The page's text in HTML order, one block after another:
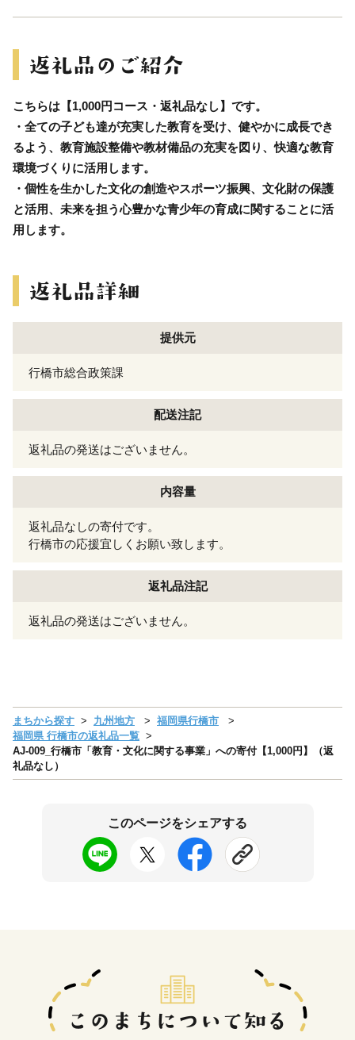
こちらは【1,000円コース・返礼品なし】です。
・全ての子ども達が充実した教育を受け、健やかに成長でき
るよう、教育施設整備や教材備品の充実を図り、快適な教育
環境づくりに活用します。
・個性を生かした文化の創造やスポーツ振興、文化財の保護
と活用、未来を担う心豊かな青少年の育成に関することに活
用します。
提供元
行橋市総合政策課
配送注記
返礼品の発送はございません。
内容量
返礼品なしの寄付です。
行橋市の応援宜しくお願い致します。
返礼品注記
返礼品の発送はございません。
まちから探す 九州地方
福岡県行橋市
福岡県 行橋市の返礼品一覧
AJ-009_行橋市「教育・文化に関する事業」への寄付【1,000円】（返
礼品なし）
このページをシェアする